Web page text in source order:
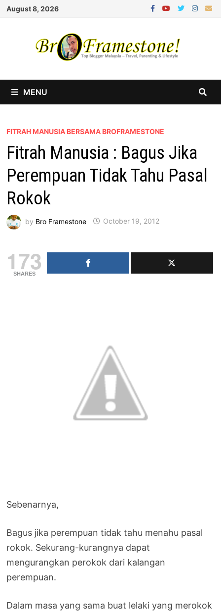
Skip
August 8, 2026
MENU
FITRAH MANUSIA BERSAMA BROFRAMESTONE
Fitrah Manusia : Bagus Jika
Perempuan Tidak Tahu Pasal
Rokok
by Bro Framestone October 19, 2012
173
SHARES
Sebenarnya,
Bagus jika perempuan tidak tahu menahu pasal
rokok. Sekurang-kurangnya dapat
mengurangkan perokok dari kalangan
perempuan.
Dalam masa yang sama buat lelaki yang merokok